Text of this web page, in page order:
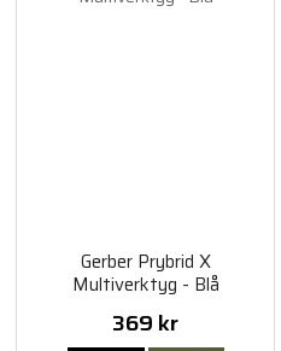
Gerber Prybrid X
Multiverktyg - Blå
369 kr